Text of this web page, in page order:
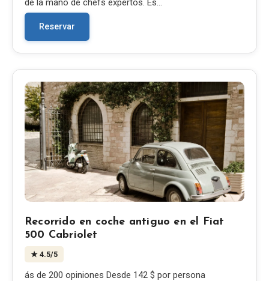
de la mano de chefs expertos. Es…
Reservar
Recorrido en coche antiguo en el Fiat
500 Cabriolet
★ 4.5/5
ás de 200 opiniones Desde 142 $ por persona